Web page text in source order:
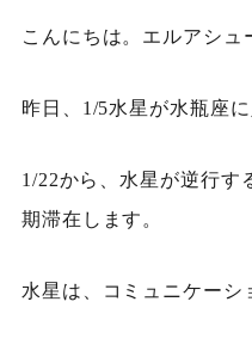
こんにちは。エルアシュ
昨日、1/5水星が水瓶座に
1/22から、水星が逆行す
期滞在します。
水星は、コミュニケーシ